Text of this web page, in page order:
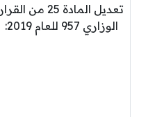
تعديل المادة 25 من القرار
الوزاري 957 للعام 2019: